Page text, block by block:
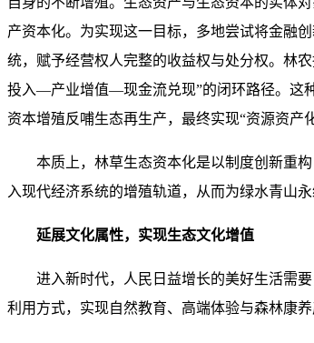
产资本化。为实现这一目标，多地尝试将金融
统，赋予经营权人完整的收益权与处分权。林
投入—产业增值—现金流兑现”的闭环路径。这
资本增殖反哺生态再生产，最终实现“资源资
本质上，林草生态资本化是以制度创新重
入现代经济系统的增殖轨道，从而为绿水青山
延展文化属性，实现生态文化增值
进入新时代，人民日益增长的美好生活需
利用方式，实现自然教育、高端体验与森林康养